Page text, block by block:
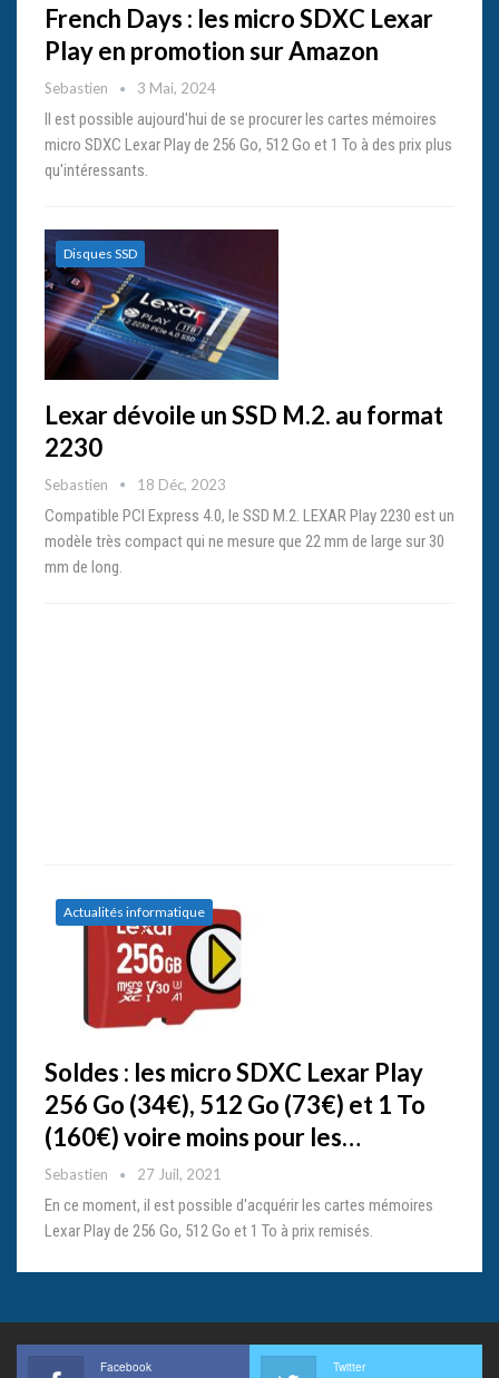
French Days : les micro SDXC Lexar
Play en promotion sur Amazon
Sebastien 3 Mai, 2024
Il est possible aujourd'hui de se procurer les cartes mémoires
micro SDXC Lexar Play de 256 Go, 512 Go et 1 To à des prix plus
qu'intéressants.
Disques SSD
Lexar dévoile un SSD M.2. au format
2230
Sebastien 18 Déc, 2023
Compatible PCI Express 4.0, le SSD M.2. LEXAR Play 2230 est un
modèle très compact qui ne mesure que 22 mm de large sur 30
mm de long.
Actualités informatique
Soldes : les micro SDXC Lexar Play
256 Go (34€), 512 Go (73€) et 1 To
(160€) voire moins pour les…
Sebastien 27 Juil, 2021
En ce moment, il est possible d'acquérir les cartes mémoires
Lexar Play de 256 Go, 512 Go et 1 To à prix remisés.
Facebook Twitter